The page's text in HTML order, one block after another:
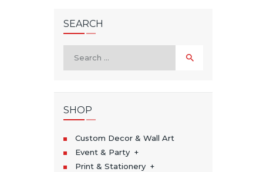
SEARCH
for:
SHOP
Custom Decor & Wall Art
Event & Party
Print & Stationery